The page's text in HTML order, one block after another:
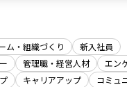
ム・組織づくり
新入社員
管理職・経営人材
エン
キャリアアップ
コミュ